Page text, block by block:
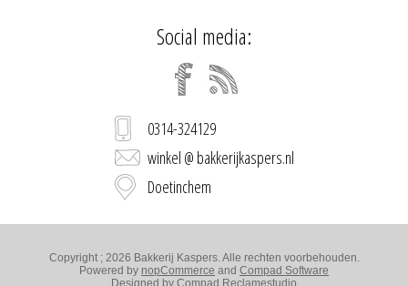
Social media:
0314-324129
winkel @ bakkerijkaspers.nl
Doetinchem
Copyright ; 2026 Bakkerij Kaspers. Alle rechten voorbehouden.
Powered by nopCommerce and Compad Software
Designed by Compad Reclamestudio